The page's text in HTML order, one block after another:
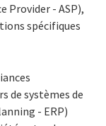
Provider - ASP),
spécifiques
de systèmes de
- ERP)